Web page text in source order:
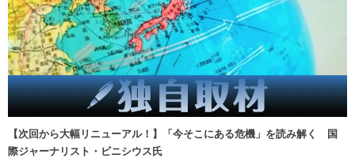
【次回から大幅リニューアル！】「今そこにある危機」を読み解く 国
際ジャーナリスト・ビニシウス氏